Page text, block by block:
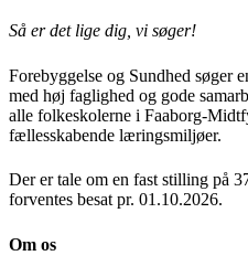
Så er det lige dig, vi søger!
Forebyggelse og Sundhed søger
med høj faglighed og gode
alle folkeskolerne i Faaborg-
fællesskabende læringsmiljøer.
Der er tale om en fast stilling på
forventes besat pr. 01.10.2026.
Om os